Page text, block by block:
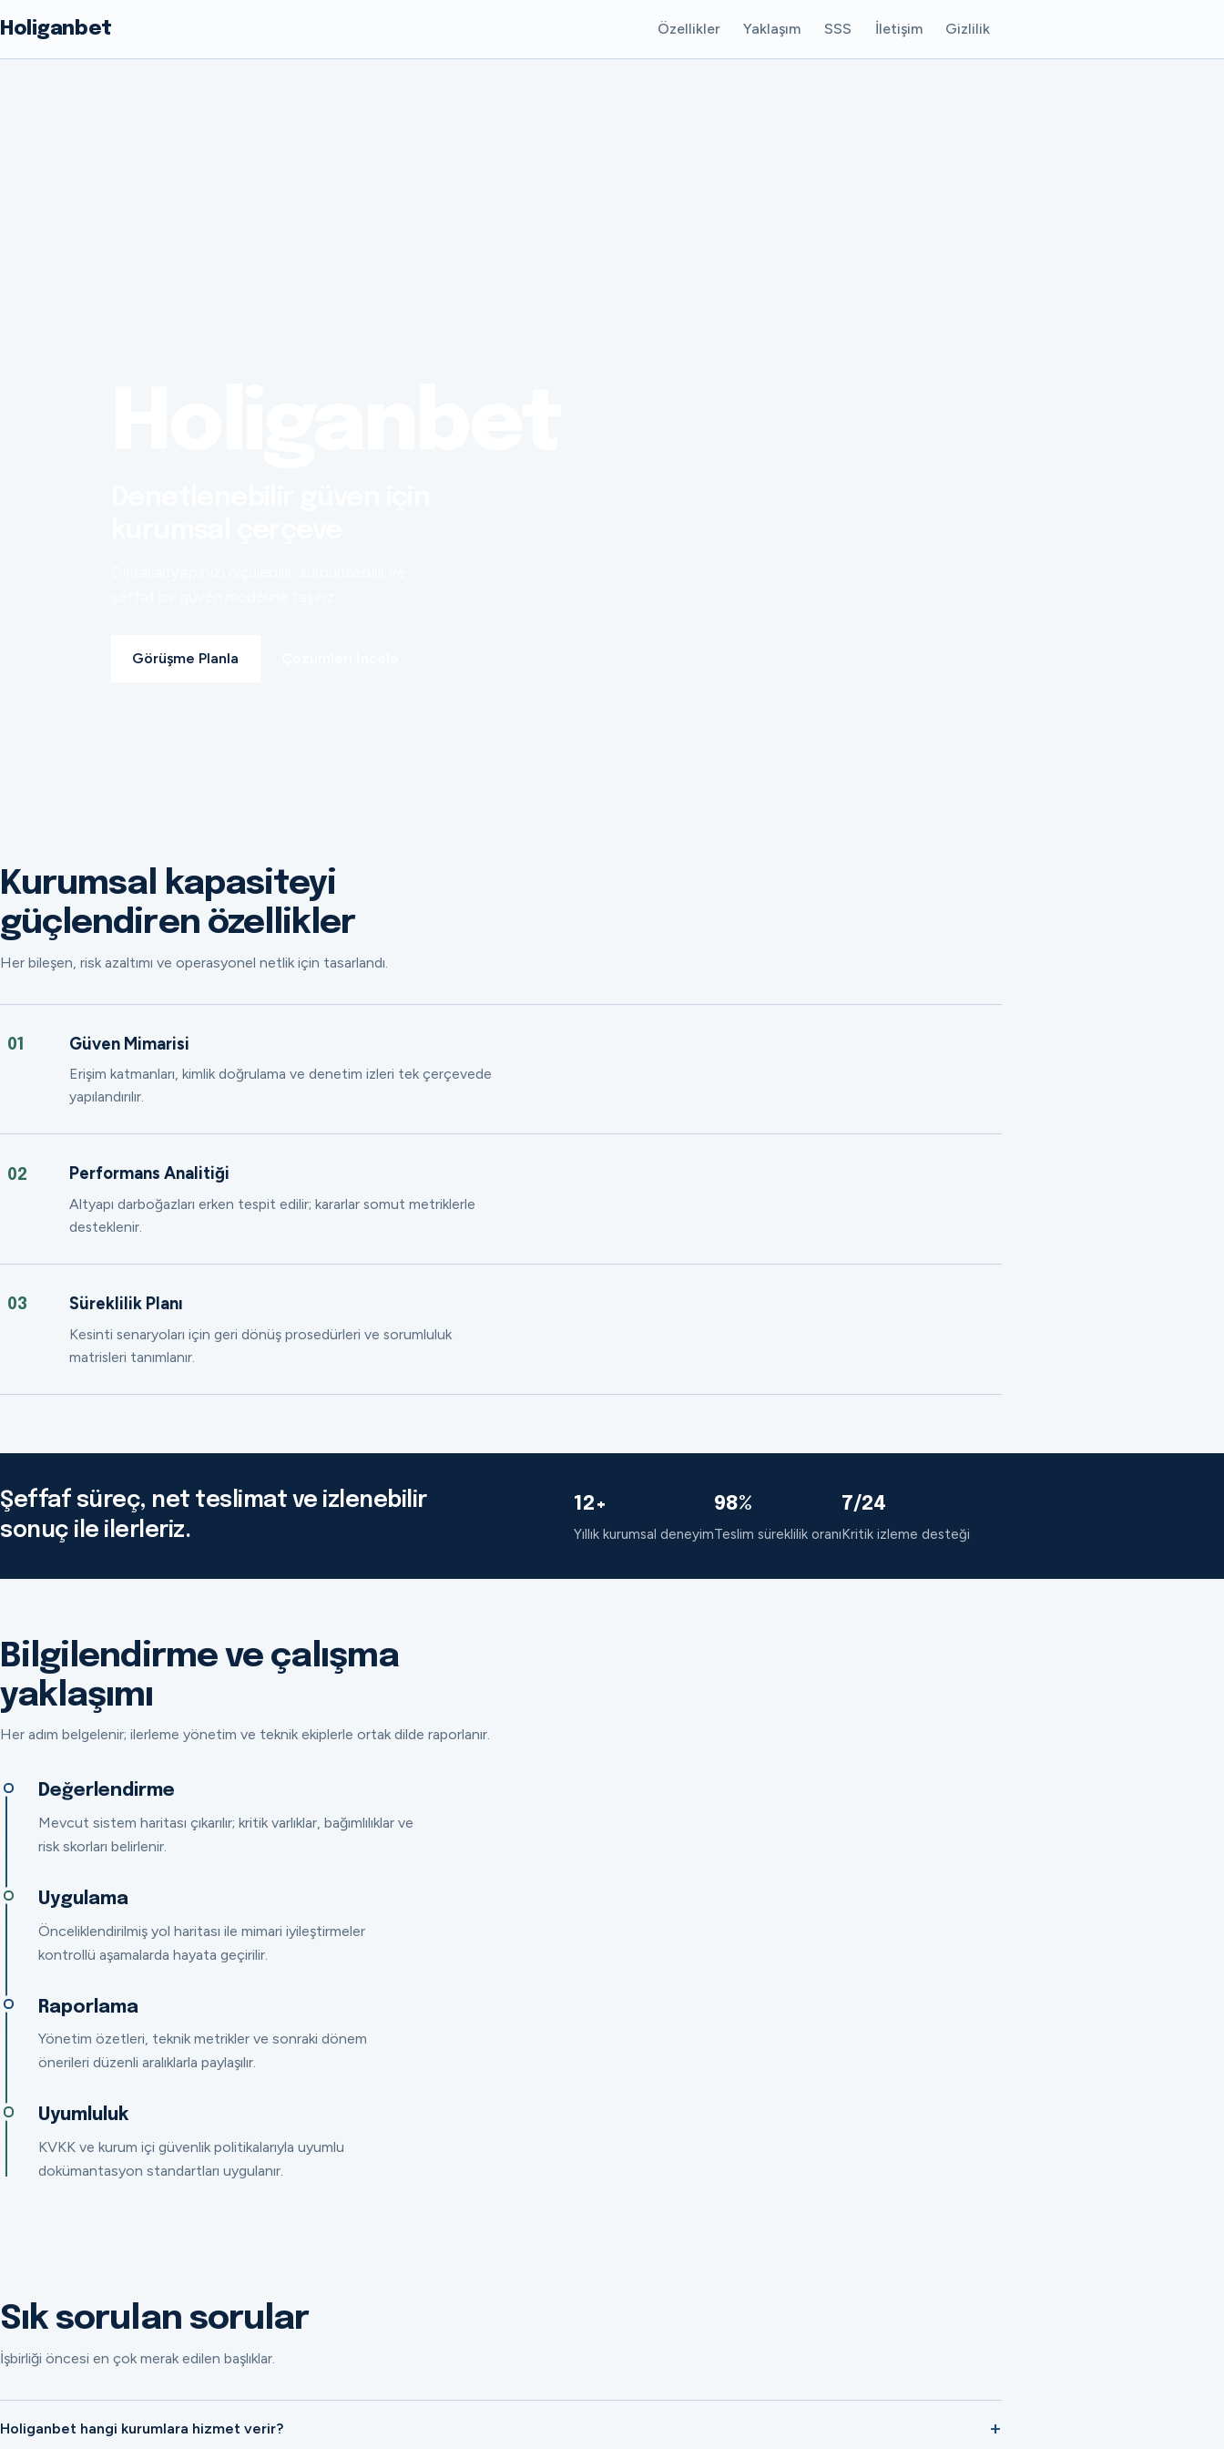
Holiganbet Özellikler Yaklaşım SSS İletişim Gizlilik
Görüşme Planla
Kurumsal kapasiteyi
güçlendiren özellikler
Her bileşen, risk azaltımı ve operasyonel netlik için tasarlandı.
01 Güven Mimarisi
Erişim katmanları, kimlik doğrulama ve denetim izleri tek çerçevede
yapılandırılır.
02 Performans Analitiği
Altyapı darboğazları erken tespit edilir; kararlar somut metriklerle
desteklenir.
03 Süreklilik Planı
Kesinti senaryoları için geri dönüş prosedürleri ve sorumluluk
matrisleri tanımlanır.
Şeffaf süreç, net teslimat ve izlenebilir
sonuç ile ilerleriz.
12+
Yıllık kurumsal deneyim
98%
Teslim süreklilik oranı
7/24
Kritik izleme desteği
Bilgilendirme ve çalışma
yaklaşımı
Her adım belgelenir; ilerleme yönetim ve teknik ekiplerle ortak dilde raporlanır.
Değerlendirme
Mevcut sistem haritası çıkarılır; kritik varlıklar, bağımlılıklar ve
risk skorları belirlenir.
Uygulama
Önceliklendirilmiş yol haritası ile mimari iyileştirmeler
kontrollü aşamalarda hayata geçirilir.
Raporlama
Yönetim özetleri, teknik metrikler ve sonraki dönem
önerileri düzenli aralıklarla paylaşılır.
Uyumluluk
KVKK ve kurum içi güvenlik politikalarıyla uyumlu
dokümantasyon standartları uygulanır.
Sık sorulan sorular
İşbirliği öncesi en çok merak edilen başlıklar.
Holiganbet hangi kurumlara hizmet verir?